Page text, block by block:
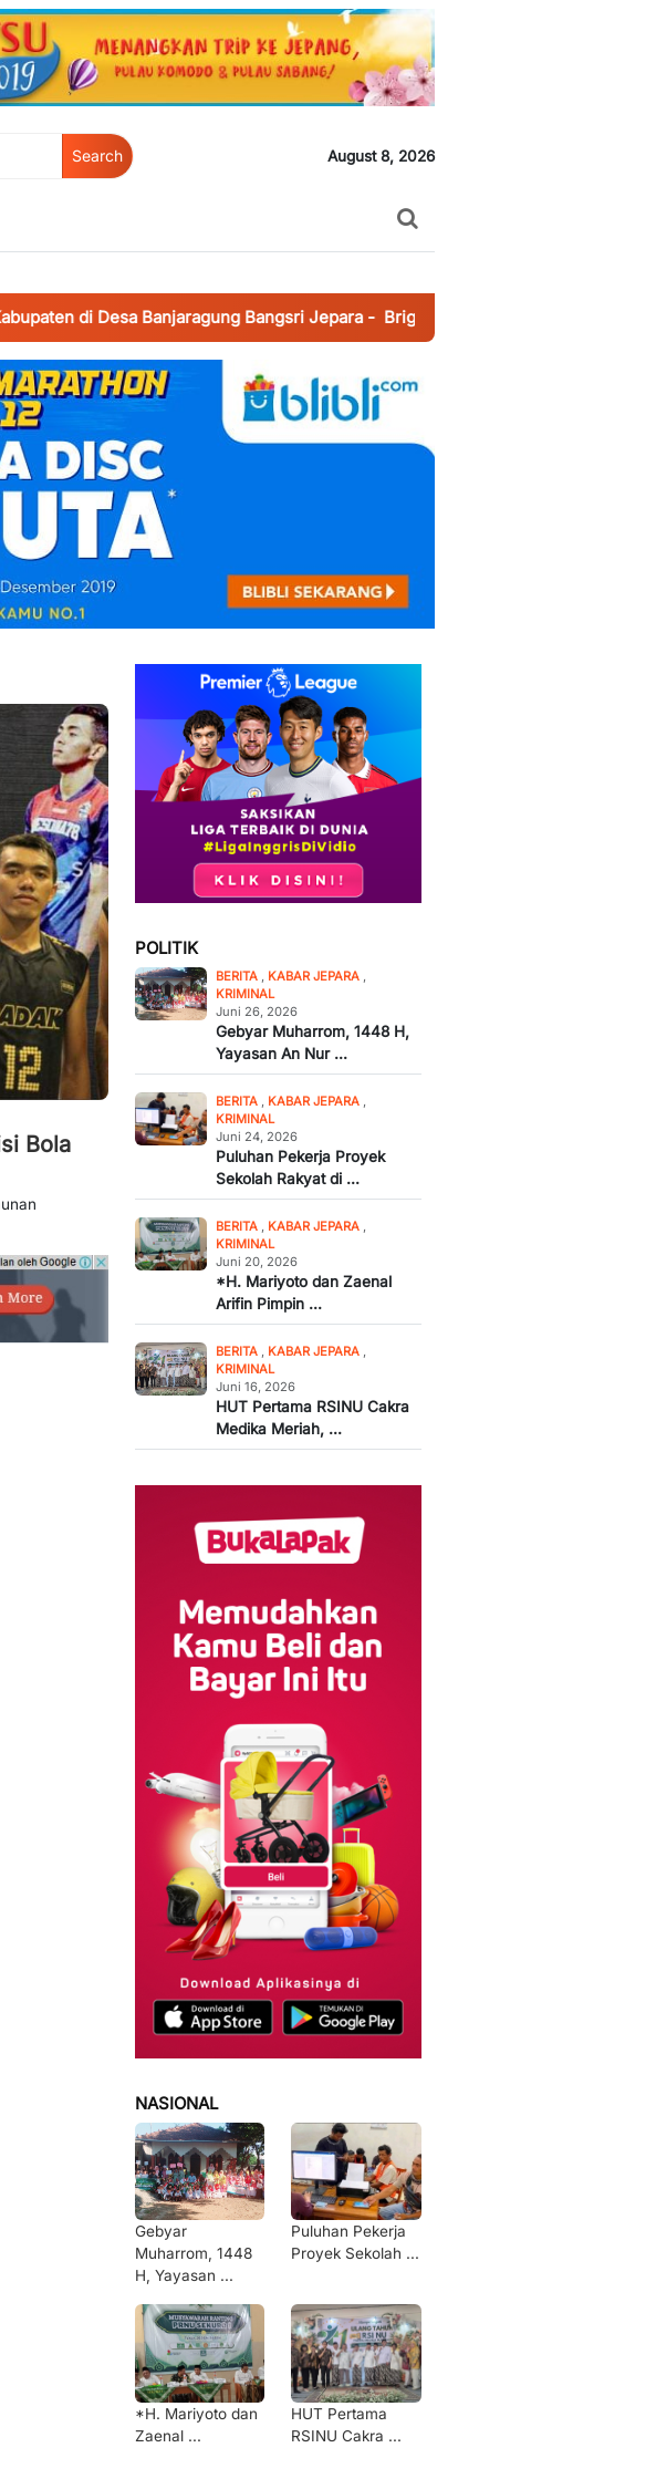
Search August 8, 2026
Banjaragung Bangsri Jepara- Brigadir Revangga Bhabinkamtibmas
Bola
POLITIK
BERITA , KABAR JEPARA ,
KRIMINAL
Juni 26, 2026
Gebyar Muharrom, 1448 H,
Yayasan An Nur ...
BERITA , KABAR JEPARA ,
KRIMINAL
Juni 24, 2026
Puluhan Pekerja Proyek
Sekolah Rakyat di ...
BERITA , KABAR JEPARA ,
KRIMINAL
Juni 20, 2026
*H. Mariyoto dan Zaenal
Arifin Pimpin ...
BERITA , KABAR JEPARA ,
KRIMINAL
Juni 16, 2026
HUT Pertama RSINU Cakra
Medika Meriah, ...
NASIONAL
Gebyar
Muharrom, 1448
H, Yayasan ...
Puluhan Pekerja
Proyek Sekolah ...
*H. Mariyoto dan
Zaenal ...
HUT Pertama
RSINU Cakra ...